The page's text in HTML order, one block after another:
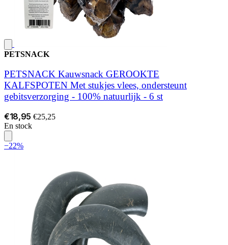
PETSNACK
PETSNACK Kauwsnack GEROOKTE
KALFSPOTEN Met stukjes vlees, ondersteunt
gebitsverzorging - 100% natuurlijk - 6 st
€18,95 €25,25
En stock
−22%